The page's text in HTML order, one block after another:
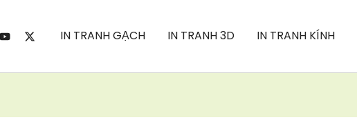
IN TRANH GẠCH IN TRANH 3D IN TRANH KÍNH